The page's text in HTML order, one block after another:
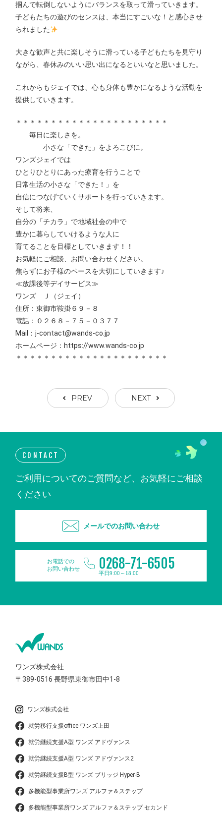
掴んで転倒しないようにバランスを取って滑っていきます。
子どもたちの遊びのセンスは、本当にすごいな！と感心させ
られました
大きな歓声と共に楽しそうに滑っている子どもたちを見守り
ながら、春休みのいい思い出になるといいなと思いました。
これからもジェイでは、心も身体も豊かになるような活動を
提供していきます。
＊＊＊＊＊＊＊＊＊＊＊＊＊＊＊＊＊＊＊＊＊＊
毎日に楽しさを。
小さな「できた」をよろこびに。
ワンズジェイでは
ひとりひとりにあった療育を行うことで
日常生活の小さな「できた！」を
自信につなげていくサポートを行っていきます。
そして将来、
自分の「チカラ」で地域社会の中で
豊かに暮らしていけるような人に
育てることを目標としていきます！！
お気軽にご相談、お問い合わせください。
焦らずにお子様のペースを大切にしていきます♪
≪放課後等デイサービス≫
ワンズ Ｊ（ジェイ）
住所：東御市鞍掛６９－８
電話：０２６８－７５－０３７７
Mail：j-contact@wands-co.jp
ホームページ：https://www.wands-co.jp
＊＊＊＊＊＊＊＊＊＊＊＊＊＊＊＊＊＊＊＊＊＊
PREV NEXT
CONTACT
ご利用についてのご質問など、お気軽にご相談
ください
メールでのお問い合わせ
お電話での
お問い合わせ
0268-71-6505
平日9:00～18:00
ワンズ株式会社
〒389-0516長野県東御市田中1-8
ワンズ株式会社
就労移行支援office ワンズ上田
就労継続支援A型 ワンズ アドヴァンス
就労継続支援A型 ワンズ アドヴァンス2
就労継続支援B型 ワンズ ブリッジ Hyper-B
多機能型事業所ワンズ アルファ＆ステップ
多機能型事業所ワンズ アルファ＆ステップ セカンド